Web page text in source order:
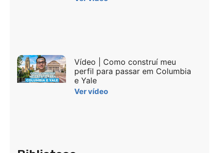
Vídeo | Como construí meu
perfil para passar em Columbia
e Yale
Ver vídeo